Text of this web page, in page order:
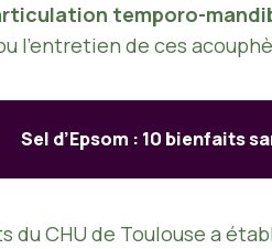
temporo-
l’entretien de ces
Sel d’Epsom : 10 bienfaits
du CHU de Toulouse a